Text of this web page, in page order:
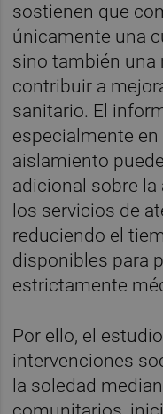
sostienen que
únicamente una
sino también una
contribuir a
sanitario. El
especialmente en
aislamiento
adicional sobre
los servicios de
reduciendo el
disponibles para
estrictamente
Por ello, el
intervenciones
la soledad